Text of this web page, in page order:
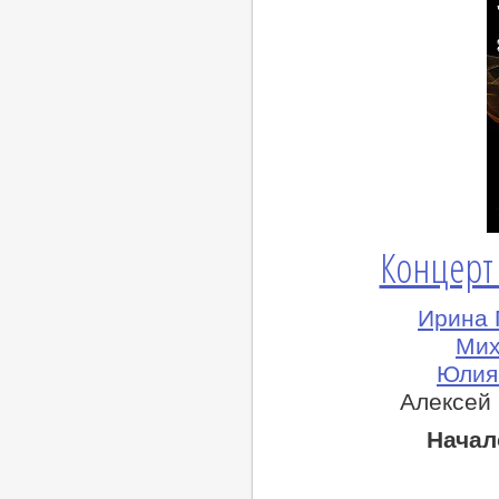
Ирина
Юлия
Алексей